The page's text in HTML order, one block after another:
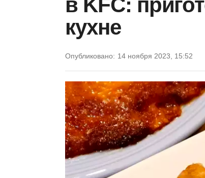
в KFC:
кухне
Опубликовано: 14 ноября 2023, 15:52